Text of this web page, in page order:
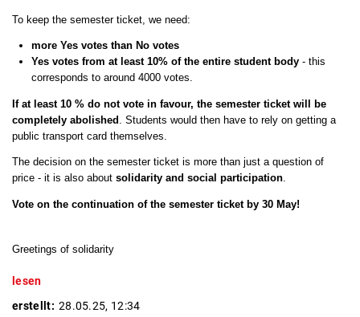
To keep the semester ticket, we need:
more Yes votes than No votes
Yes votes from at least 10% of the entire student body - this
corresponds to around 4000 votes.
If at least 10 % do not vote in favour, the semester ticket will be
completely abolished . Students would then have to rely on getting a
public transport card themselves.
The decision on the semester ticket is more than just a question of
price - it is also about solidarity and social participation.
Vote on the continuation of the semester ticket by 30 May!
Greetings of solidarity
lesen
erstellt: 28.05.25, 12:34